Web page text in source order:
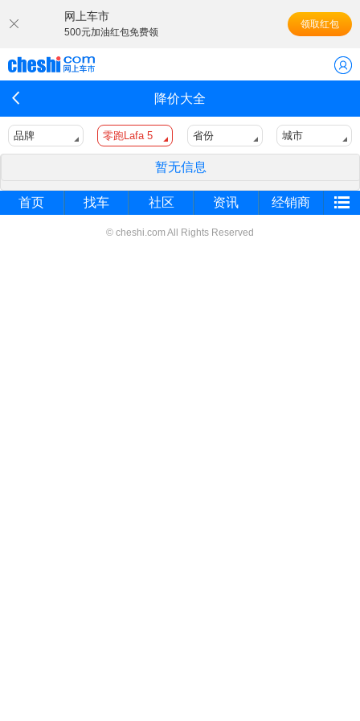
网上车市
500元加油红包免费领
领取红包
降价大全
品牌 零跑Lafa 5 省份 城市
暂无信息
首页 找车 社区 资讯 经销商
© cheshi.com All Rights Reserved